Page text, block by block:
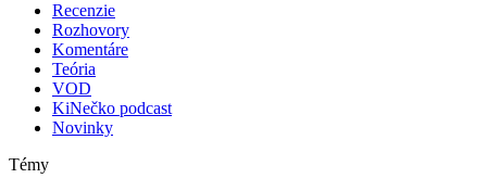
Recenzie
Rozhovory
Komentáre
Teória
VOD
KiNečko podcast
Novinky
Témy